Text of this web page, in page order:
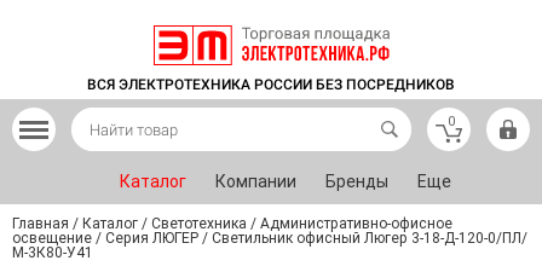
ВСЯ ЭЛЕКТРОТЕХНИКА РОССИИ БЕЗ ПОСРЕДНИКОВ
0
Каталог Компании Бренды Еще
Главная / Каталог / Светотехника / Административно-офисное
освещение / Серия ЛЮГЕР / Светильник офисный Люгер 3-18-Д-120-0/ПЛ/
М-3К80-У41